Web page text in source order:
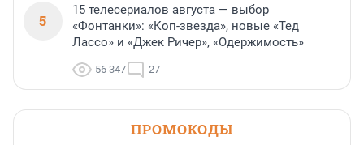
5
15 телесериалов августа — выбор
«Фонтанки»: «Коп-звезда», новые «Тед
Лассо» и «Джек Ричер», «Одержимость»
56 347 27
ПРОМОКОДЫ